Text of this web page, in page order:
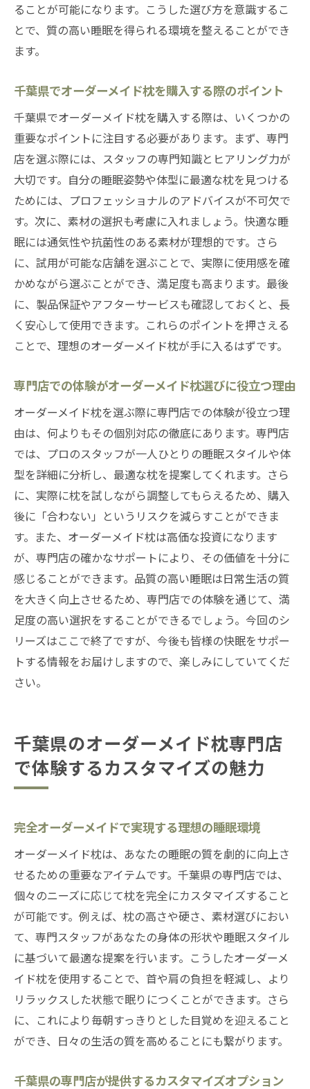
ることが可能になります。こうした選び方を意識するこ
とで、質の高い睡眠を得られる環境を整えることができ
ます。
千葉県でオーダーメイド枕を購入する際のポイント
千葉県でオーダーメイド枕を購入する際は、いくつかの
重要なポイントに注目する必要があります。まず、専門
店を選ぶ際には、スタッフの専門知識とヒアリング力が
大切です。自分の睡眠姿勢や体型に最適な枕を見つける
ためには、プロフェッショナルのアドバイスが不可欠で
す。次に、素材の選択も考慮に入れましょう。快適な睡
眠には通気性や抗菌性のある素材が理想的です。さら
に、試用が可能な店舗を選ぶことで、実際に使用感を確
かめながら選ぶことができ、満足度も高まります。最後
に、製品保証やアフターサービスも確認しておくと、長
く安心して使用できます。これらのポイントを押さえる
ことで、理想のオーダーメイド枕が手に入るはずです。
専門店での体験がオーダーメイド枕選びに役立つ理由
オーダーメイド枕を選ぶ際に専門店での体験が役立つ理
由は、何よりもその個別対応の徹底にあります。専門店
では、プロのスタッフが一人ひとりの睡眠スタイルや体
型を詳細に分析し、最適な枕を提案してくれます。さら
に、実際に枕を試しながら調整してもらえるため、購入
後に「合わない」というリスクを減らすことができま
す。また、オーダーメイド枕は高価な投資になります
が、専門店の確かなサポートにより、その価値を十分に
感じることができます。品質の高い睡眠は日常生活の質
を大きく向上させるため、専門店での体験を通じて、満
足度の高い選択をすることができるでしょう。今回のシ
リーズはここで終了ですが、今後も皆様の快眠をサポー
トする情報をお届けしますので、楽しみにしていてくだ
さい。
千葉県のオーダーメイド枕専門店
で体験するカスタマイズの魅力
完全オーダーメイドで実現する理想の睡眠環境
オーダーメイド枕は、あなたの睡眠の質を劇的に向上さ
せるための重要なアイテムです。千葉県の専門店では、
個々のニーズに応じて枕を完全にカスタマイズすること
が可能です。例えば、枕の高さや硬さ、素材選びにおい
て、専門スタッフがあなたの身体の形状や睡眠スタイル
に基づいて最適な提案を行います。こうしたオーダーメ
イド枕を使用することで、首や肩の負担を軽減し、より
リラックスした状態で眠りにつくことができます。さら
に、これにより毎朝すっきりとした目覚めを迎えること
ができ、日々の生活の質を高めることにも繋がります。
千葉県の専門店が提供するカスタマイズオプション